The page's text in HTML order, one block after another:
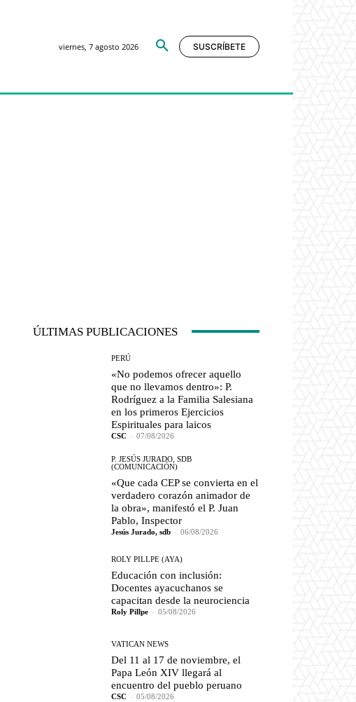
viernes, 7 agosto 2026 SUSCRÍBETE
ÚLTIMAS PUBLICACIONES
PERÚ
«No podemos ofrecer aquello
que no llevamos dentro»: P.
Rodríguez a la Familia Salesiana
en los primeros Ejercicios
Espirituales para laicos
CSC - 07/08/2026
P. JESÚS JURADO, SDB
(COMUNICACIÓN)
«Que cada CEP se convierta en el
verdadero corazón animador de
la obra», manifestó el P. Juan
Pablo, Inspector
Jesús Jurado, sdb - 06/08/2026
ROLY PILLPE (AYA)
Educación con inclusión:
Docentes ayacuchanos se
capacitan desde la neurociencia
Roly Pillpe - 05/08/2026
VATICAN NEWS
Del 11 al 17 de noviembre, el
Papa León XIV llegará al
encuentro del pueblo peruano
CSC - 05/08/2026